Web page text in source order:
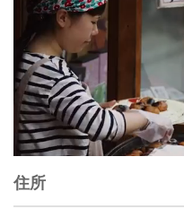
住所